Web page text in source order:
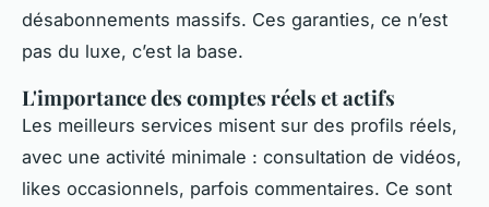
désabonnements massifs. Ces garanties, ce n’est
pas du luxe, c’est la base.
L'importance des comptes réels et actifs
Les meilleurs services misent sur des profils réels,
avec une activité minimale : consultation de vidéos,
likes occasionnels, parfois commentaires. Ce sont